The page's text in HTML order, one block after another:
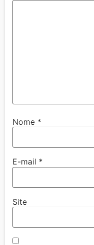
Nome *
E-mail *
Site